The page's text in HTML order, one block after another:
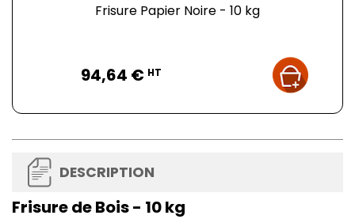
Frisure Papier Noire - 10 kg
94,64 € HT
DESCRIPTION
Frisure de Bois - 10 kg